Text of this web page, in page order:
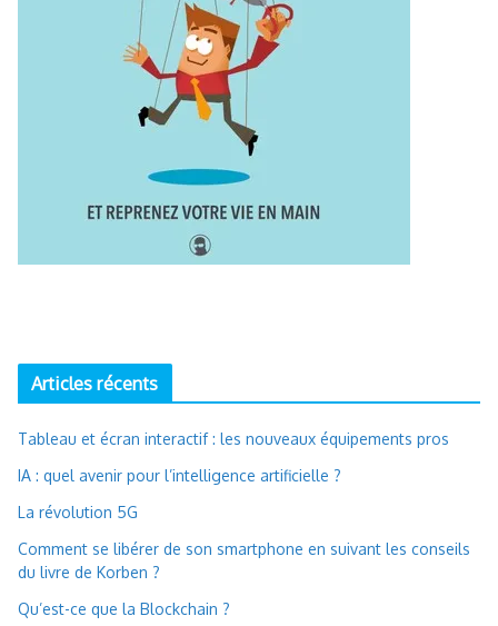
Articles récents
Tableau et écran interactif : les nouveaux équipements pros
IA : quel avenir pour l’intelligence artificielle ?
La révolution 5G
Comment se libérer de son smartphone en suivant les conseils
du livre de Korben ?
Qu’est-ce que la Blockchain ?